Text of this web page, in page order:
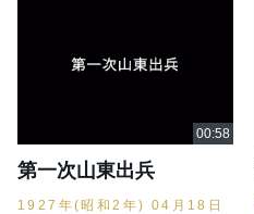
第一次山東出兵
1927年(昭和2年) 04月18日